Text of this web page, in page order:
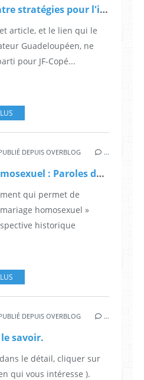
Djihad, quatre stratégies pour l'invasion.
article, et le lien qui le
Guadeloupéen, ne
pour JF-Copé...
DEPUIS OVERBLOG …
Mariage homosexuel : Paroles de socialistes!
qui permet de
homosexuel »
historique
DEPUIS OVERBLOG …
savoir.
le détail, cliquer sur
qui vous intéresse ).